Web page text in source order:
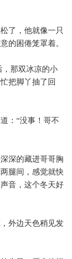
了，他就像一只
的困倦笼罩着。
，那双冰凉的小
把脚丫抽了回
：“没事！哥不
深的藏进哥哥胸
腿间，感觉就快
音，这个冬天好
外边天色稍见发